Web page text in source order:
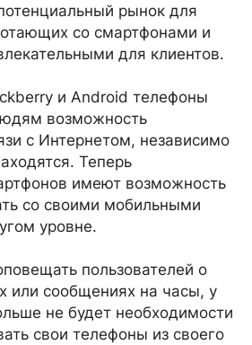
рынок для
со смартфонами и
для клиентов.
и Android телефоны
возможность
с Интернетом, независимо
Теперь
имеют возможность
со своими мобильными
уровне.
пользователей о
или сообщениях на часы, у
не будет необходимости
свои телефоны из своего